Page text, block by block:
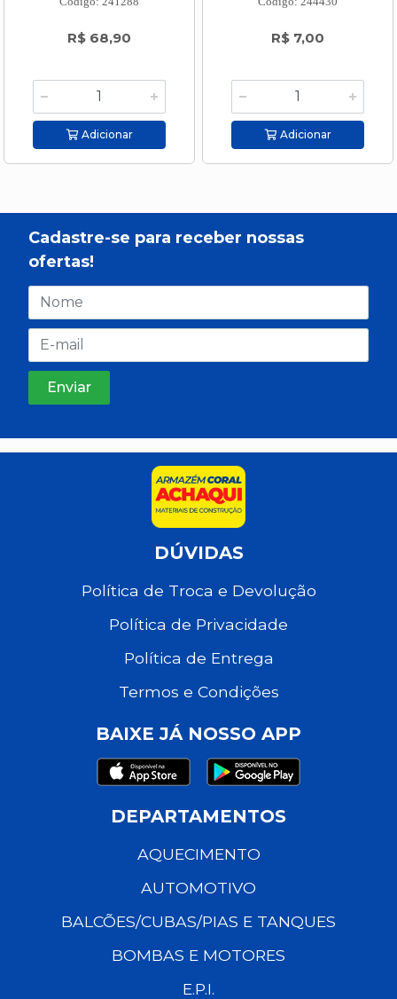
R$ 68,90
Adicionar
R$ 7,00
Adicionar
Cadastre-se para receber nossas
ofertas!
DÚVIDAS
Política de Troca e Devolução
Política de Privacidade
Política de Entrega
Termos e Condições
BAIXE JÁ NOSSO APP
DEPARTAMENTOS
AQUECIMENTO
AUTOMOTIVO
BALCÕES/CUBAS/PIAS E TANQUES
BOMBAS E MOTORES
E.P.I.